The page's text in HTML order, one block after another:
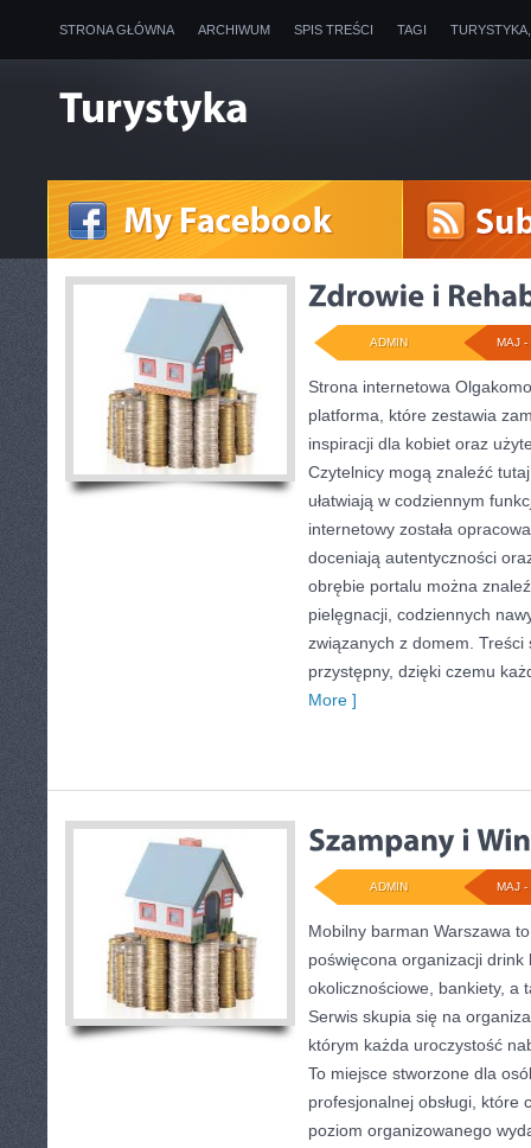
STRONA GŁÓWNA ARCHIWUM SPIS TREŚCI TAGI
MAJ -
ADMIN
Strona internetowa
platforma, które zestawia
inspiracji dla kobiet oraz
Czytelnicy mogą znaleźć
ułatwiają w codziennym
internetowy została
doceniają autentyczności
obrębie portalu można
pielęgnacji, codziennych
związanych z domem.
przystępny, dzięki czemu
More ]
MAJ -
ADMIN
Mobilny barman Warszawa
poświęcona organizacji drink
okolicznościowe, bankiety, a
Serwis skupia się na
którym każda uroczystość
To miejsce stworzone dla
profesjonalnej obsługi, które
poziom organizowanego